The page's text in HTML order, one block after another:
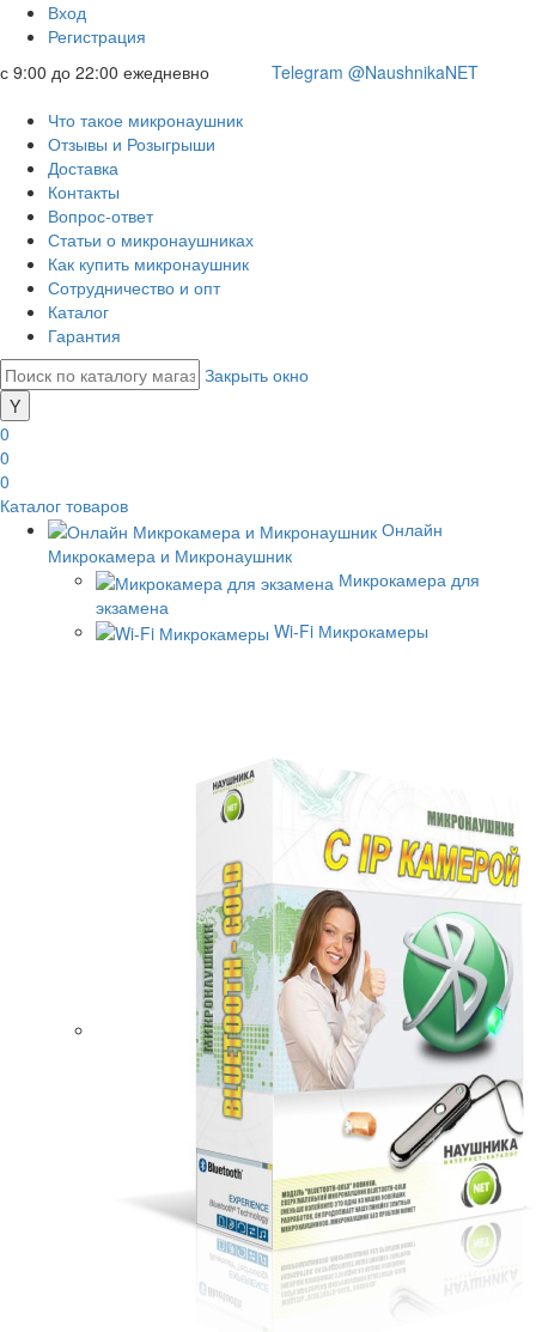
Вход
Регистрация
с 9:00 до 22:00 ежедневно
Telegram @NaushnikaNET
Что такое микронаушник
Отзывы и Розыгрыши
Доставка
Контакты
Вопрос-ответ
Статьи о микронаушниках
Как купить микронаушник
Сотрудничество и опт
Каталог
Гарантия
Закрыть окно
0
0
0
Каталог товаров
Онлайн
Микрокамера и Микронаушник
Микрокамера для
экзамена
Wi-Fi Микрокамеры